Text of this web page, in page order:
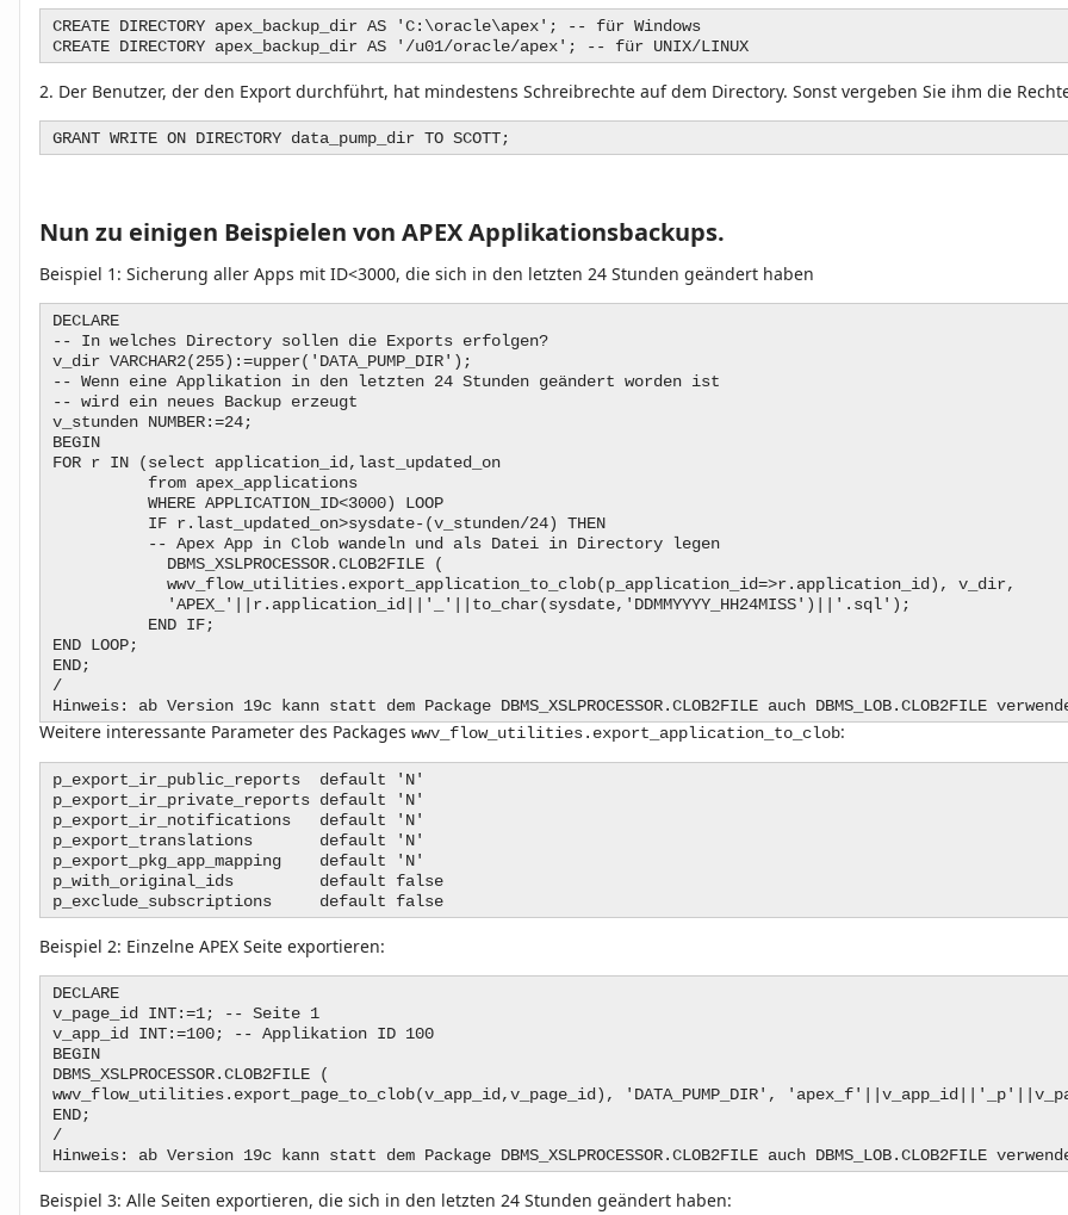
CREATE DIRECTORY apex_backup_dir AS 'C:\oracle\apex'; -- für Windows
CREATE DIRECTORY apex_backup_dir AS '/u01/oracle/apex'; -- für UNIX/LINUX
2. Der Benutzer, der den Export durchführt, hat mindestens Schreibrechte auf dem Directory. Sonst vergeben Sie ihm die
GRANT WRITE ON DIRECTORY data_pump_dir TO SCOTT;
Nun zu einigen Beispielen von APEX Applikationsbackups.
Beispiel 1: Sicherung aller Apps mit ID<3000, die sich in den letzten 24 Stunden geändert haben
DECLARE
-- In welches Directory sollen die Exports erfolgen?
v_dir VARCHAR2(255):=upper('DATA_PUMP_DIR');
-- Wenn eine Applikation in den letzten 24 Stunden geändert worden ist
-- wird ein neues Backup erzeugt
v_stunden NUMBER:=24;
BEGIN
FOR r IN (select application_id,last_updated_on
from apex_applications
WHERE APPLICATION_ID<3000) LOOP
IF r.last_updated_on>sysdate-(v_stunden/24) THEN
-- Apex App in Clob wandeln und als Datei in Directory legen
DBMS_XSLPROCESSOR.CLOB2FILE (
wwv_flow_utilities.export_application_to_clob(p_application_id=>r.application_id), v_dir,
'APEX_'||r.application_id||'_'||to_char(sysdate,'DDMMYYYY_HH24MISS')||'.sql');
END IF;
END LOOP;
END;
/
Hinweis: ab Version 19c kann statt dem Package DBMS_XSLPROCESSOR.CLOB2FILE auch DBMS_LOB.CLOB2FILE
Weitere interessante Parameter des Packages wwv_flow_utilities.export_application_to_clob:
p_export_ir_public_reports default 'N'
p_export_ir_private_reports default 'N'
p_export_ir_notifications default 'N'
p_export_translations default 'N'
p_export_pkg_app_mapping default 'N'
p_with_original_ids default false
p_exclude_subscriptions default false
Beispiel 2: Einzelne APEX Seite exportieren:
DECLARE
v_page_id INT:=1; -- Seite 1
v_app_id INT:=100; -- Applikation ID 100
BEGIN
DBMS_XSLPROCESSOR.CLOB2FILE (
wwv_flow_utilities.export_page_to_clob(v_app_id,v_page_id), 'DATA_PUMP_DIR',
END;
/
Hinweis: ab Version 19c kann statt dem Package DBMS_XSLPROCESSOR.CLOB2FILE auch DBMS_LOB.CLOB2FILE
Beispiel 3: Alle Seiten exportieren, die sich in den letzten 24 Stunden geändert haben: